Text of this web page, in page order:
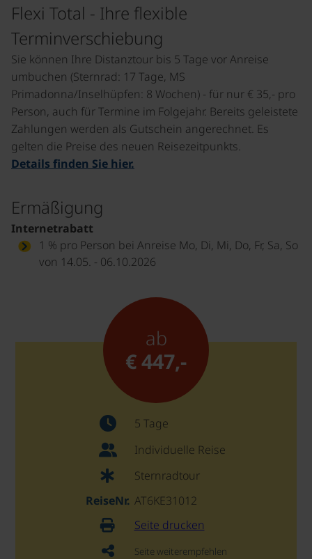
Flexi Total - Ihre flexible
Terminverschiebung
Sie können Ihre Distanztour bis 5 Tage vor Anreise
umbuchen (Sternrad: 17 Tage, MS
Primadonna/Inselhüpfen: 8 Wochen) - für nur € 35,- pro
Person, auch für Termine im Folgejahr. Bereits geleistete
Zahlungen werden als Gutschein angerechnet. Es
gelten die Preise des neuen Reisezeitpunkts.
Details finden Sie hier.
Ermäßigung
Internetrabatt
1 % pro Person bei Anreise Mo, Di, Mi, Do, Fr, Sa, So
von 14.05. - 06.10.2026
ab
€ 447,-
5 Tage
Individuelle Reise
Sternradtour
ReiseNr. AT6KE31012
Seite drucken
Seite weiterempfehlen